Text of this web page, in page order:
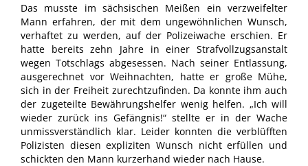
Das musste im sächsischen Meißen ein verzweifelter
Mann erfahren, der mit dem ungewöhnlichen Wunsch,
verhaftet zu werden, auf der Polizeiwache erschien. Er
hatte bereits zehn Jahre in einer Strafvollzugsanstalt
wegen Totschlags abgesessen. Nach seiner Entlassung,
ausgerechnet vor Weihnachten, hatte er große Mühe,
sich in der Freiheit zurechtzufinden. Da konnte ihm auch
der zugeteilte Bewährungshelfer wenig helfen. „Ich will
wieder zurück ins Gefängnis!“ stellte er in der Wache
unmissverständlich klar. Leider konnten die verblüfften
Polizisten diesen expliziten Wunsch nicht erfüllen und
schickten den Mann kurzerhand wieder nach Hause.